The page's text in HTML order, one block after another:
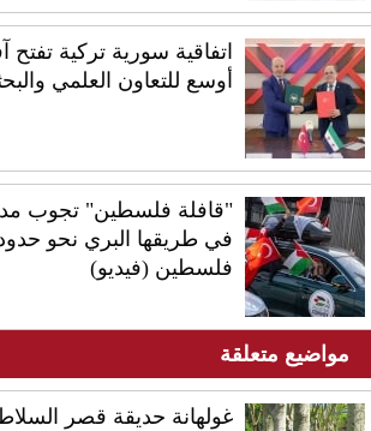
اتفاقية سورية تركية تفتح
أوسع للتعاون العلمي
"قافلة فلسطين" تجوب
في طريقها البري نحو
فلسطين (فيديو)
مواضيع متعلقة
غولهانة حديقة قصر